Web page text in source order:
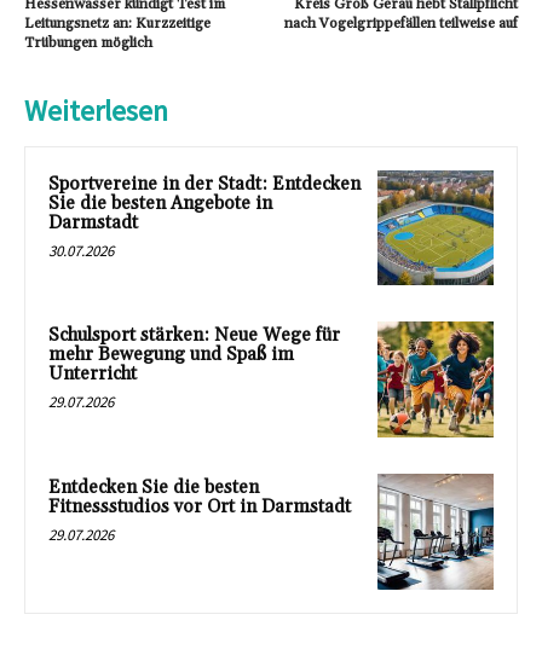
Hessenwasser kündigt Test im
Leitungsnetz an: Kurzzeitige
Trübungen möglich
Kreis Groß Gerau hebt Stallpflicht
nach Vogelgrippefällen teilweise auf
Weiterlesen
Sportvereine in der Stadt: Entdecken
Sie die besten Angebote in
Darmstadt
30.07.2026
Schulsport stärken: Neue Wege für
mehr Bewegung und Spaß im
Unterricht
29.07.2026
Entdecken Sie die besten
Fitnessstudios vor Ort in Darmstadt
29.07.2026